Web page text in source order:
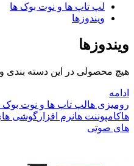
لپ تاپ ها و نوت بوک ها
ویندوزها
ویندوزها
هیچ محصولی در این دسته بندی
ادامه
رومیزی هالپ تاپ ها و نوت بوک
هاکامپوننت هانرم افزار گوشی
های صوتی